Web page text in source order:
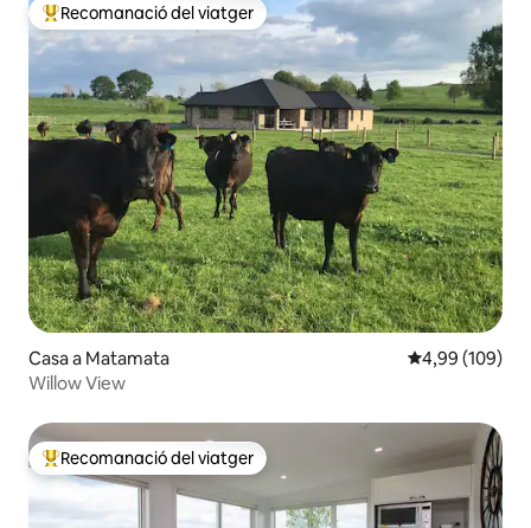
Principals recomanacions dels viatgers
Recomanació del viatger
Casa a Matamata 4,99 de
4,99 (109)
Willow View
Principals recomanacions dels viatgers
Recomanació del viatger